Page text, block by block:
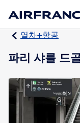
열차+항공
파리 샤를 드